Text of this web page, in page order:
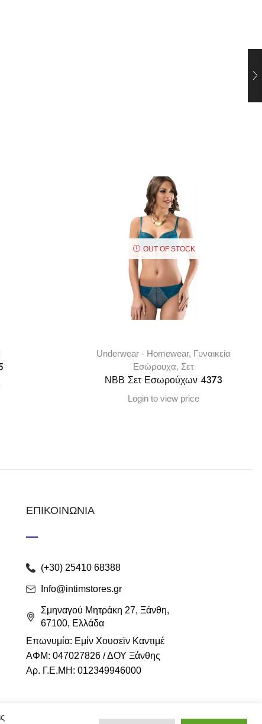
OUT OF STOCK
Underwear - Homewear, Γυναικεία
Εσώρουχα, Σετ
ΝΒΒ Σετ Εσωρούχων 4373
Login to view price
ΕΠΙΚΟΙΝΩΝΙΑ
(+30) 25410 68388
Info@intimstores.gr
Σμηναγού Μητράκη 27, Ξάνθη,
67100, Ελλάδα
Επωνυμία: Εμίν Χουσεϊν Καντιμέ
ΑΦΜ: 047027826 / ΔΟΥ Ξάνθης
Αρ. Γ.Ε.ΜΗ: 012349946000